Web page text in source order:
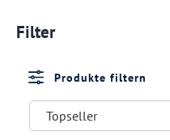
Filter
Produkte filtern